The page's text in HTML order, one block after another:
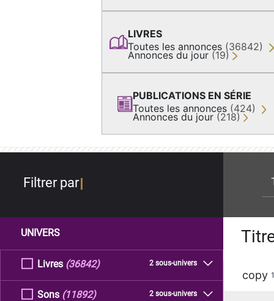
LIVRES
Toutes les annonces (36842)
Annonces du jour (19)
PUBLICATIONS EN SÉRIE
Toutes les annonces (424)
Annonces du jour (218)
Filtrer par
UNIVERS
Livres 2 sous-univers
(36842)
Sons 2 sous-univers
(11892)
copy